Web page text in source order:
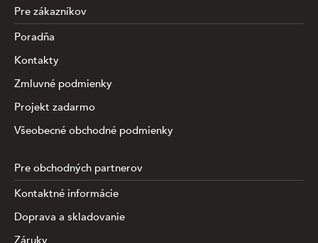
Pre zákazníkov
Poradňa
Kontakty
Zmluvné podmienky
Projekt zadarmo
Všeobecné obchodné podmienky
Pre obchodných partnerov
Kontaktné informácie
Doprava a skladovanie